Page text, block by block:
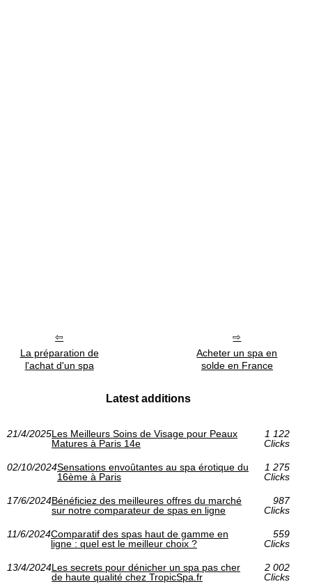
La préparation de
l'achat d'un spa
Acheter un spa en
solde en France
Latest additions
21/4/2025Les Meilleurs Soins de Visage pour Peaux
Matures à Paris 14e
1 122
Clicks
02/10/2024Sensations envoûtantes au spa érotique du
16ème à Paris
1 275
Clicks
17/6/2024Bénéficiez des meilleures offres du marché
sur notre comparateur de spas en ligne
987
Clicks
11/6/2024Comparatif des spas haut de gamme en
ligne : quel est le meilleur choix ?
559
Clicks
13/4/2024Les secrets pour dénicher un spa pas cher
de haute qualité chez TropicSpa.fr
2 002
Clicks